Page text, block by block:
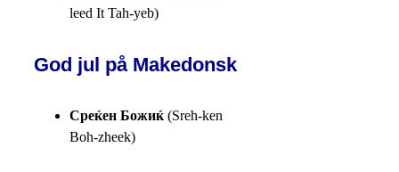
leed It Tah-yeb)
God jul på Makedonsk
Среќен Божиќ (Sreh-ken
Boh-zheek)